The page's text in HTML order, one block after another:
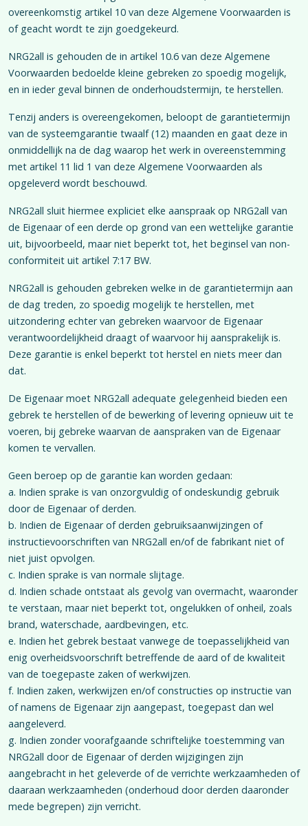
overeenkomstig artikel 10 van deze Algemene Voorwaarden is
of geacht wordt te zijn goedgekeurd.
NRG2all is gehouden de in artikel 10.6 van deze Algemene
Voorwaarden bedoelde kleine gebreken zo spoedig mogelijk,
en in ieder geval binnen de onderhoudstermijn, te herstellen.
Tenzij anders is overeengekomen, beloopt de garantietermijn
van de systeemgarantie twaalf (12) maanden en gaat deze in
onmiddellijk na de dag waarop het werk in overeenstemming
met artikel 11 lid 1 van deze Algemene Voorwaarden als
opgeleverd wordt beschouwd.
NRG2all sluit hiermee expliciet elke aanspraak op NRG2all van
de Eigenaar of een derde op grond van een wettelijke garantie
uit, bijvoorbeeld, maar niet beperkt tot, het beginsel van non-
conformiteit uit artikel 7:17 BW.
NRG2all is gehouden gebreken welke in de garantietermijn aan
de dag treden, zo spoedig mogelijk te herstellen, met
uitzondering echter van gebreken waarvoor de Eigenaar
verantwoordelijkheid draagt of waarvoor hij aansprakelijk is.
Deze garantie is enkel beperkt tot herstel en niets meer dan
dat.
De Eigenaar moet NRG2all adequate gelegenheid bieden een
gebrek te herstellen of de bewerking of levering opnieuw uit te
voeren, bij gebreke waarvan de aanspraken van de Eigenaar
komen te vervallen.
Geen beroep op de garantie kan worden gedaan:
a. Indien sprake is van onzorgvuldig of ondeskundig gebruik
door de Eigenaar of derden.
b. Indien de Eigenaar of derden gebruiksaanwijzingen of
instructievoorschriften van NRG2all en/of de fabrikant niet of
niet juist opvolgen.
c. Indien sprake is van normale slijtage.
d. Indien schade ontstaat als gevolg van overmacht, waaronder
te verstaan, maar niet beperkt tot, ongelukken of onheil, zoals
brand, waterschade, aardbevingen, etc.
e. Indien het gebrek bestaat vanwege de toepasselijkheid van
enig overheidsvoorschrift betreffende de aard of de kwaliteit
van de toegepaste zaken of werkwijzen.
f. Indien zaken, werkwijzen en/of constructies op instructie van
of namens de Eigenaar zijn aangepast, toegepast dan wel
aangeleverd.
g. Indien zonder voorafgaande schriftelijke toestemming van
NRG2all door de Eigenaar of derden wijzigingen zijn
aangebracht in het geleverde of de verrichte werkzaamheden of
daaraan werkzaamheden (onderhoud door derden daaronder
mede begrepen) zijn verricht.